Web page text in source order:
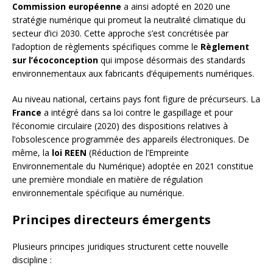
Commission européenne a ainsi adopté en 2020 une
stratégie numérique qui promeut la neutralité climatique du
secteur d’ici 2030. Cette approche s’est concrétisée par
l’adoption de règlements spécifiques comme le Règlement
sur l’écoconception qui impose désormais des standards
environnementaux aux fabricants d’équipements numériques.
Au niveau national, certains pays font figure de précurseurs. La
France a intégré dans sa loi contre le gaspillage et pour
l’économie circulaire (2020) des dispositions relatives à
l’obsolescence programmée des appareils électroniques. De
même, la loi REEN (Réduction de l’Empreinte
Environnementale du Numérique) adoptée en 2021 constitue
une première mondiale en matière de régulation
environnementale spécifique au numérique.
Principes directeurs émergents
Plusieurs principes juridiques structurent cette nouvelle
discipline :